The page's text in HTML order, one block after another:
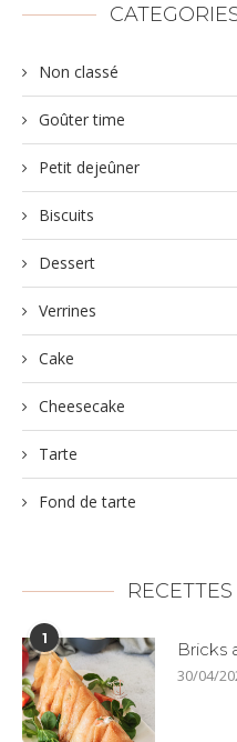
Non classé
Goûter time
Petit dejeûner
Biscuits
Dessert
Verrines
Cake
Cheesecake
Tarte
Fond de tarte
1
Bricks
30/04/